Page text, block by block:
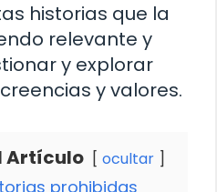
historias que la
relevante y
y explorar
y valores.
Artículo ocultar
prohibidas